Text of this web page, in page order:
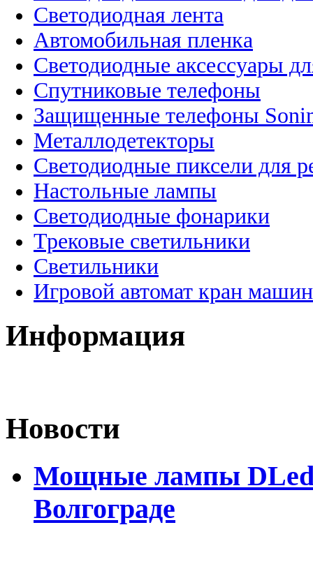
Светодиодная лента
Автомобильная пленка
Светодиодные аксессуары
Спутниковые телефоны
Защищенные телефоны
Металлодетекторы
Светодиодные пиксели для
Настольные лампы
Светодиодные фонарики
Трековые светильники
Светильники
Игровой автомат кран
Информация
Новости
Мощные лампы DLed
Волгограде